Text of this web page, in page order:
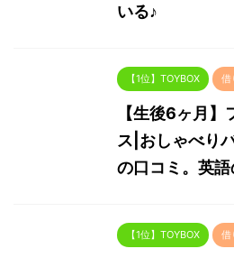
いる♪
【1位】TOYBOX 借
【生後6ヶ月
ス|おしゃべり
の口コミ。英
【1位】TOYBOX 借